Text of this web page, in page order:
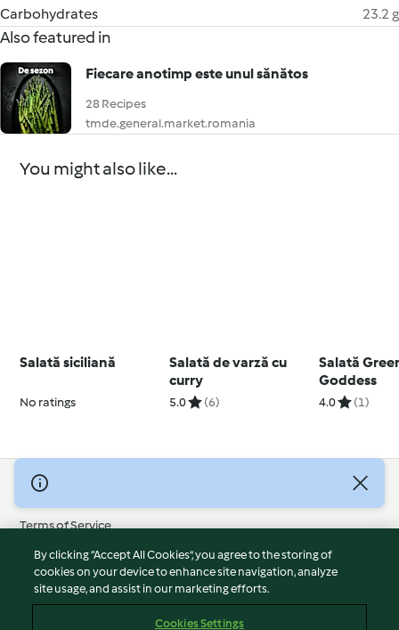
Carbohydrates
23.2 g
Also featured in
Fiecare anotimp este unul sănătos
28 Recipes
tmde.general.market.romania
You might also like...
Salată siciliană
No ratings
Salată de varză cu
curry
5.0 (6)
Salată
Goddess
4.0 (1)
© Copyright 2026
Terms of Service
Privacy Policy
Disclaimer
Imprint
By clicking “Accept All Cookies”, you agree to the storing of
cookies on your device to enhance site navigation, analyze
site usage, and assist in our marketing efforts.
Cookies Settings